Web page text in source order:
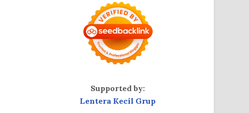
Supported by:
Lentera Kecil Grup